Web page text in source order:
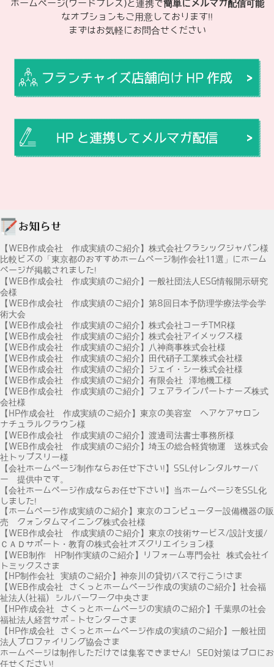
ホームページ(ワードプレス)と連携で簡単にメルマガ配信可能
なオプションもご用意しております!!
まずはお気軽にお問合せください
【WEB作成会社 作成実績のご紹介】株式会社クラシックジャパン様
比較ビズの「東京都のおすすめホームページ制作会社11選」にホーム
ページが掲載されました!
【WEB作成会社 作成実績のご紹介】一般社団法人ESG情報開示研究
会様
【WEB作成会社 作成実績のご紹介】第8回日本予防理学療法学会学
術大会
【WEB作成会社 作成実績のご紹介】株式会社コーチTMR様
【WEB作成会社 作成実績のご紹介】株式会社アイメックス様
【WEB作成会社 作成実績のご紹介】八神商事株式会社様
【WEB作成会社 作成実績のご紹介】田代硝子工業株式会社様
【WEB作成会社 作成実績のご紹介】ジェイ・シー株式会社様
【WEB作成会社 作成実績のご紹介】有限会社 澤地機工様
【WEB作成会社 作成実績のご紹介】フェアラインパートナーズ株式
会社様
【HP作成会社 作成実績のご紹介】東京の美容室 ヘアケアサロン
ナチュラルクラウン様
【WEB作成会社 作成実績のご紹介】渡邊司法書士事務所様
【WEB作成会社 作成実績のご紹介】埼玉の総合軽貨物運 送株式会
社トップスリー様
【会社ホームページ制作ならお任せ下さい!】SSL付レンタルサーバ
ー 提供中です。
【会社ホームページ作成ならお任せ下さい!】当ホームページをSSL化
しました!
【ホームページ作成実績のご紹介】東京のコンピューター設備機器の販
売 クォンタムマイニング株式会社様
【WEB作成会社 作成実績のご紹介】東京の技術サービス/設計支援/
ＣＡＤサポート・教育の株式会社オズクリエイション様
【WEB制作 HP制作実績のご紹介】リフォーム専門会社 株式会社イ
トミックスさま
【HP制作会社 実績のご紹介】神奈川の貸切バスで行こう!さま
【WEB作成会社 さくっとホームページ作成の実績のご紹介】社会福
祉法人(社福) シルバーワーク中央さま
【HP作成会社 さくっとホームページの実績のご紹介】千葉県の社会
福祉法人経営サポ－トセンターさま
【HP作成会社 さくっとホームページ作成の実績のご紹介】一般社団
法人プロファイリング協会さま
ホームページは制作しただけでは集客できません! SEO対策はプロにお
任せください!